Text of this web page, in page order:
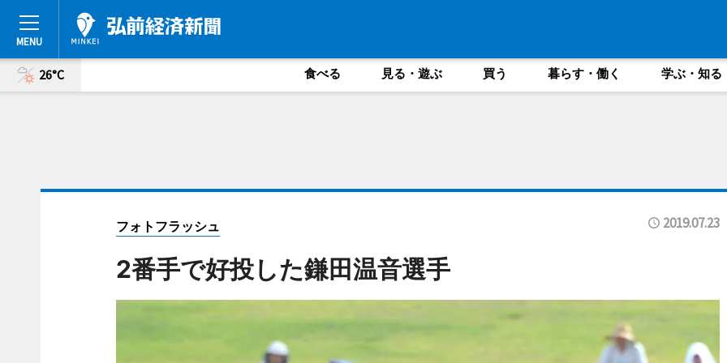
26°C 食べる 見る・遊ぶ 買う 暮らす・働く 学ぶ・知る
フォトフラッシュ 2019.07.23
2番手で好投した鎌田温音選手